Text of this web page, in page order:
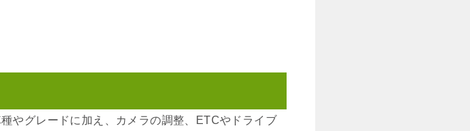
やグレードに加え、カメラの調整、ETCやドライブ